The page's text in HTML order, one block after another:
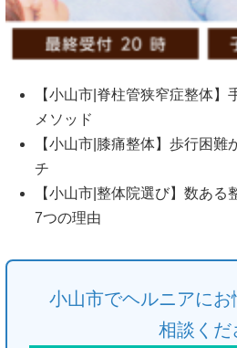
【小山市|脊柱管狭窄症整体
メソッド
【小山市|膝痛整体】歩行困
チ
【小山市|整体院選び】数あ
7つの理由
小山市でヘルニアに
相談くだ